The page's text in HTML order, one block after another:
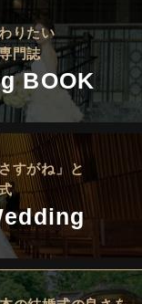
りたい
門誌
BOOK
すがね」と